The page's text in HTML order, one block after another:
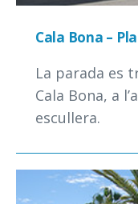
Cala Bona –
La parada es
Cala Bona, a
escullera.